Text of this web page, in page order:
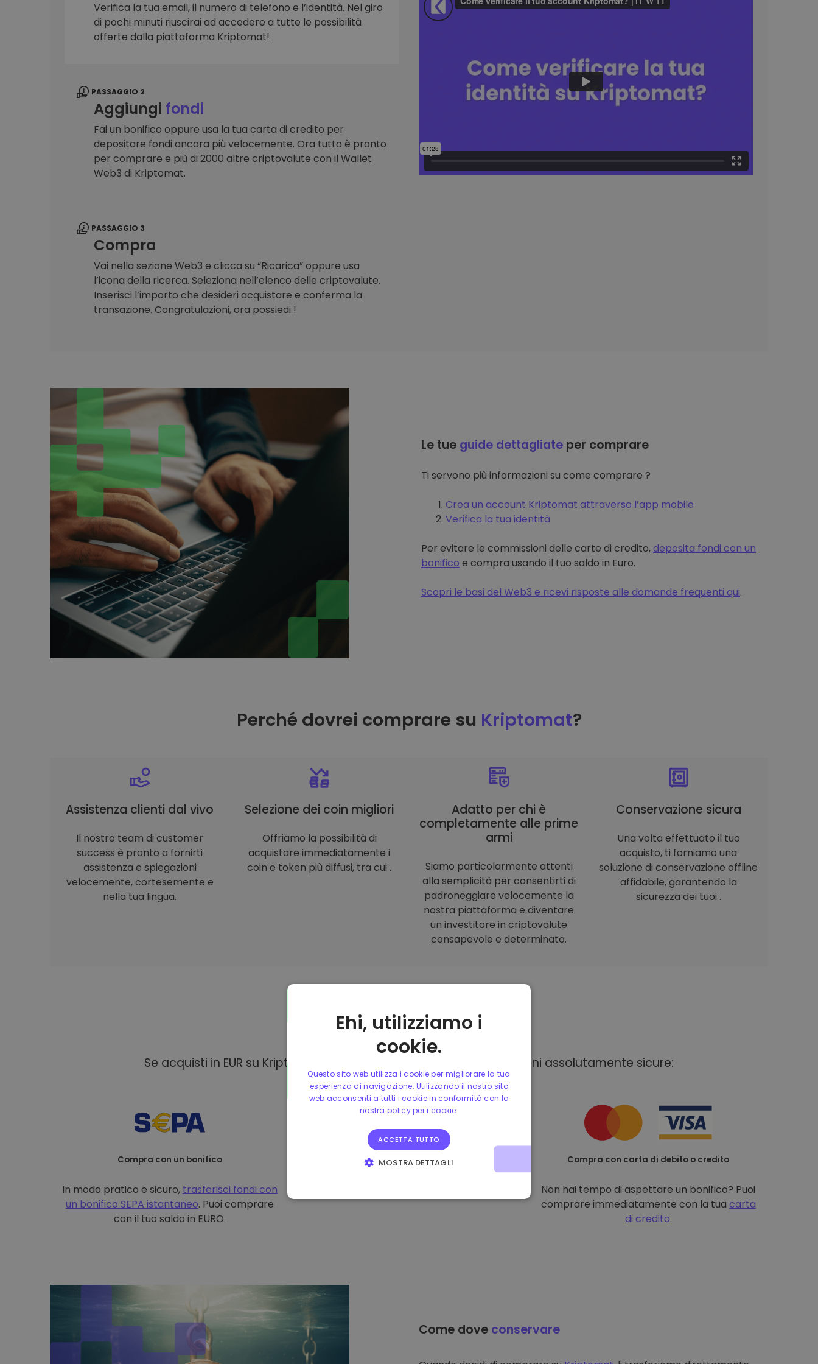
Scoperta investimenti
Trova la tua strategia crypto
Verifica la tua email, il numero di telefono e l’identità. Nel giro
di pochi minuti riuscirai ad accedere a tutte le possibilità
offerte dalla piattaforma Kriptomat!
PASSAGGIO 2
Aggiungi fondi
Fai un bonifico oppure usa la tua carta di credito per
depositare fondi ancora più velocemente. Ora tutto è pronto
per comprare e più di 2000 altre criptovalute con il Wallet
Web3 di Kriptomat.
PASSAGGIO 3
Compra
Vai nella sezione Web3 e clicca su “Ricarica” oppure usa
l’icona della ricerca. Seleziona nell’elenco delle criptovalute.
Inserisci l’importo che desideri acquistare e conferma la
transazione. Congratulazioni, ora possiedi !
Le tue guide dettagliate per comprare
Ti servono più informazioni su come comprare ?
Crea un account Kriptomat attraverso l’app mobile
Verifica la tua identità
Per evitare le commissioni delle carte di credito,deposita fondi con un
bonifico e compra usando il tuo saldo in Euro.
Scopri le basi del Web3 e ricevi risposte alle domande frequenti qui.
Perché dovrei comprare su Kriptomat?
Assistenza clienti dal vivo
Il nostro team di customer
success è pronto a fornirti
assistenza e spiegazioni
velocemente, cortesemente e
nella tua lingua.
Selezione dei coin migliori
Offriamo la possibilità di
acquistare immediatamente i
coin e token più diffusi, tra cui .
Adatto per chi è
completamente alle prime
armi
Siamo particolarmente attenti
alla semplicità per consentirti di
padroneggiare velocemente la
nostra piattaforma e diventare
un investitore in criptovalute
consapevole e determinato.
Conservazione sicura
Una volta effettuato il tuo
acquisto, ti forniamo una
soluzione di conservazione offline
affidabile, garantendo la
sicurezza dei tuoi .
Modalità dipagamento
Se acquisti in EUR su Kriptomat, hai a tua disposizione diverse opzioni assolutamente sicure:
Compra con un bonifico
In modo pratico e sicuro, trasferisci fondi con
un bonifico SEPA istantaneo. Puoi comprare
con il tuo saldo in EURO.
Compra con carta di debito o credito
Non hai tempo di aspettare un bonifico? Puoi
comprare immediatamente con la tua carta
di credito.
Come dove conservare
Ehi, utilizziamo i
cookie.
Questo sito web utilizza i cookie per migliorare la tua
esperienza di navigazione. Utilizzando il nostro sito
web acconsenti a tutti i cookie in conformità con la
nostra policy per i cookie.
ACCETTA TUTTO
MOSTRA DETTAGLI